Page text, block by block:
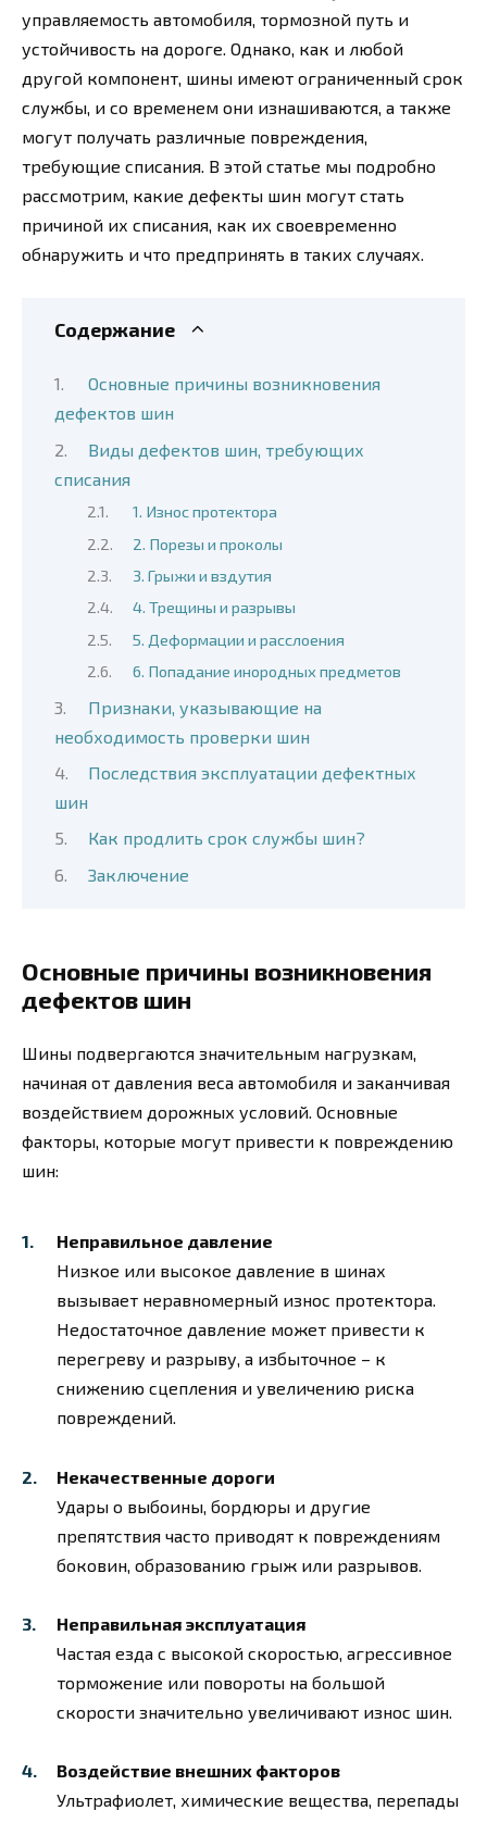
управляемость автомобиля, тормозной путь и
устойчивость на дороге. Однако, как и любой
другой компонент, шины имеют ограниченный срок
службы, и со временем они изнашиваются, а также
могут получать различные повреждения,
требующие списания. В этой статье мы подробно
рассмотрим, какие дефекты шин могут стать
причиной их списания, как их своевременно
обнаружить и что предпринять в таких случаях.
Содержание
Основные причины возникновения
дефектов шин
Виды дефектов шин, требующих
списания
1. Износ протектора
2. Порезы и проколы
3. Грыжи и вздутия
4. Трещины и разрывы
5. Деформации и расслоения
6. Попадание инородных предметов
Признаки, указывающие на
необходимость проверки шин
Последствия эксплуатации дефектных
шин
Как продлить срок службы шин?
Заключение
Основные причины возникновения
дефектов шин
Шины подвергаются значительным нагрузкам,
начиная от давления веса автомобиля и заканчивая
воздействием дорожных условий. Основные
факторы, которые могут привести к повреждению
шин:
Неправильное давление
Низкое или высокое давление в шинах
вызывает неравномерный износ протектора.
Недостаточное давление может привести к
перегреву и разрыву, а избыточное – к
снижению сцепления и увеличению риска
повреждений.
Некачественные дороги
Удары о выбоины, бордюры и другие
препятствия часто приводят к повреждениям
боковин, образованию грыж или разрывов.
Неправильная эксплуатация
Частая езда с высокой скоростью, агрессивное
торможение или повороты на большой
скорости значительно увеличивают износ шин.
Воздействие внешних факторов
Ультрафиолет, химические вещества, перепады